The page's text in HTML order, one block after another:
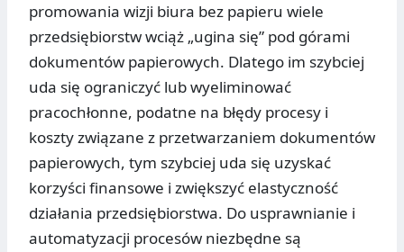
promowania wizji biura bez papieru wiele
przedsiębiorstw wciąż „ugina się” pod górami
dokumentów papierowych. Dlatego im szybciej
uda się ograniczyć lub wyeliminować
pracochłonne, podatne na błędy procesy i
koszty związane z przetwarzaniem dokumentów
papierowych, tym szybciej uda się uzyskać
korzyści finansowe i zwiększyć elastyczność
działania przedsiębiorstwa. Do usprawnianie i
automatyzacji procesów niezbędne są